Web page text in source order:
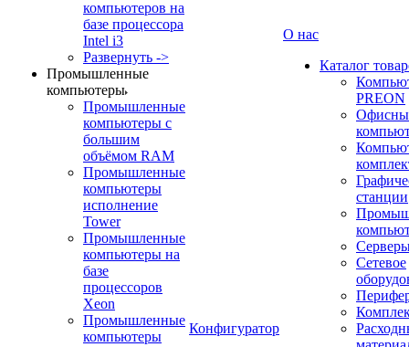
компьютеров на
базе процессора
Intel i3
Развернуть ->
Промышленные
компьютеры
Промышленные
компьютеры с
большим
объёмом RAM
Промышленные
компьютеры
исполнение
Tower
Промышленные
компьютеры на
базе
процессоров
Xeon
Промышленные
компьютеры
Конфигуратор
О нас
Каталог
PREON
станции
Сетевое